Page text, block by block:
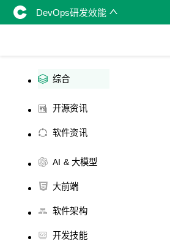
DevOps研发效能
综合
开源资讯
软件资讯
AI & 大模型
大前端
软件架构
开发技能